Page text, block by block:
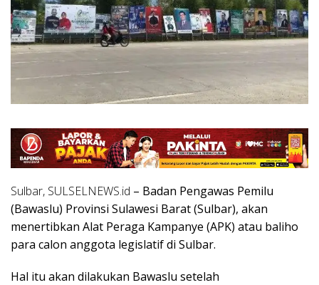
Sulbar, SULSELNEWS.id – Badan Pengawas Pemilu
(Bawaslu) Provinsi Sulawesi Barat (Sulbar), akan
menertibkan Alat Peraga Kampanye (APK) atau baliho
para calon anggota legislatif di Sulbar.
Hal itu akan dilakukan Bawaslu setelah